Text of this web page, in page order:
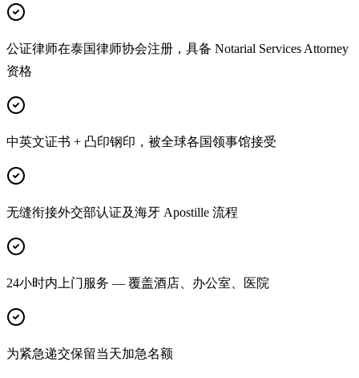
公证律师在泰国律师协会注册，具备 Notarial Services Attorney
资格
中英文证书 + 凸印钢印，被全球各国领事馆接受
无缝衔接外交部认证及海牙 Apostille 流程
24小时内上门服务 — 覆盖酒店、办公室、医院
为紧急递交保留当天加急名额